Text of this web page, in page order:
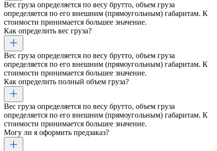
Вес груза определяется по весу брутто, объем груза
определяется по его внешним (прямоугольным) габаритам. К
стоимости принимается большее значение.
Как определить вес груза?
Вес груза определяется по весу брутто, объем груза
определяется по его внешним (прямоугольным) габаритам. К
стоимости принимается большее значение.
Как определить полный объем груза?
Вес груза определяется по весу брутто, объем груза
определяется по его внешним (прямоугольным) габаритам. К
стоимости принимается большее значение.
Могу ли я оформить предзаказ?